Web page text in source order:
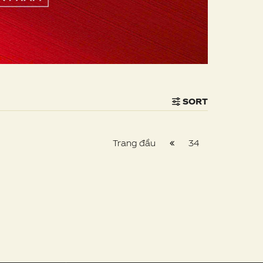
SORT
Trang đầu 34